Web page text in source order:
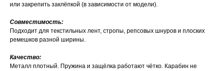
или закрепить заклёпкой (в зависимости от модели).
Совместимость:
Подходит для текстильных лент, стропы, репсовых шнуров и плоских
ремешков разной ширины.
Качество:
Металл плотный. Пружина и защёлка работают чётко. Карабин не